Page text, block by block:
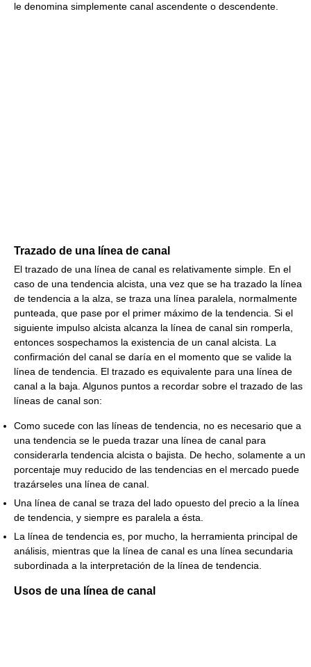
le denomina simplemente canal ascendente o descendente.
Trazado de una línea de canal
El trazado de una línea de canal es relativamente simple. En el
caso de una tendencia alcista, una vez que se ha trazado la línea
de tendencia a la alza, se traza una línea paralela, normalmente
punteada, que pase por el primer máximo de la tendencia. Si el
siguiente impulso alcista alcanza la línea de canal sin romperla,
entonces sospechamos la existencia de un canal alcista. La
confirmación del canal se daría en el momento que se valide la
línea de tendencia. El trazado es equivalente para una línea de
canal a la baja. Algunos puntos a recordar sobre el trazado de las
líneas de canal son:
Como sucede con las líneas de tendencia, no es necesario que a
una tendencia se le pueda trazar una línea de canal para
considerarla tendencia alcista o bajista. De hecho, solamente a un
porcentaje muy reducido de las tendencias en el mercado puede
trazárseles una línea de canal.
Una línea de canal se traza del lado opuesto del precio a la línea
de tendencia, y siempre es paralela a ésta.
La línea de tendencia es, por mucho, la herramienta principal de
análisis, mientras que la línea de canal es una línea secundaria
subordinada a la interpretación de la línea de tendencia.
Usos de una línea de canal